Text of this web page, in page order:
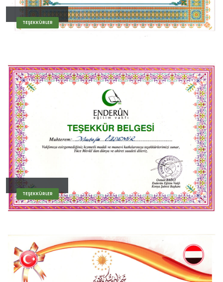
TEŞEKKÜRLER
TEŞEKKÜRLER